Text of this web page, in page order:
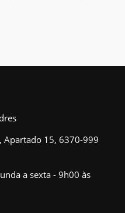
Apartado 15, 6370-999
a sexta - 9h00 às